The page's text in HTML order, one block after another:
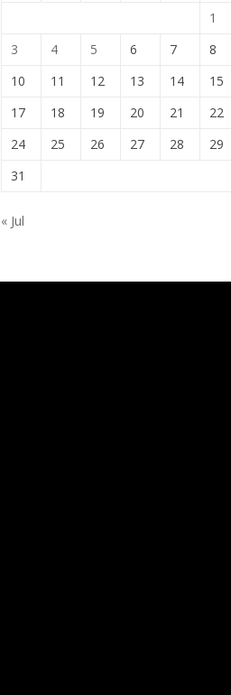
1
3
4 5 6 7 8
10
11 12 13 14 15
17
18 19 20 21 22
24
25 26 27 28 29
31
« Jul